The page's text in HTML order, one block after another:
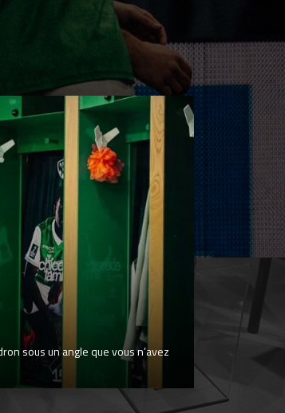
sous un angle que vous n’avez